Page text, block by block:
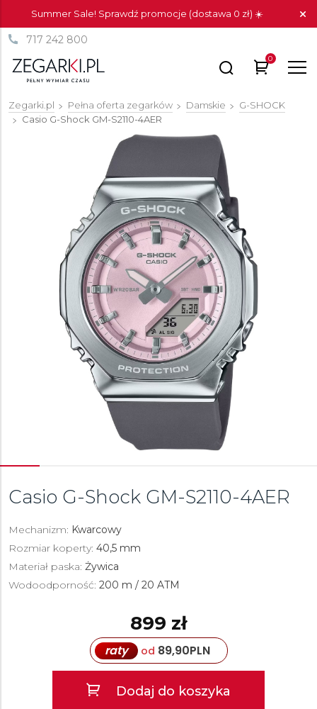
Summer Sale! Sprawdź promocje (dostawa 0 zł) ☀️
717 242 800
0
Zegarki.pl Pełna oferta zegarków Damskie
G-SHOCK
Casio G-Shock GM-S2110-4AER
Casio G-Shock GM-S2110-4AER
Mechanizm: Kwarcowy
Rozmiar koperty: 40,5 mm
Materiał paska: Żywica
Wodoodporność: 200 m / 20 ATM
899 zł
raty od 89,90PLN
Dodaj do koszyka